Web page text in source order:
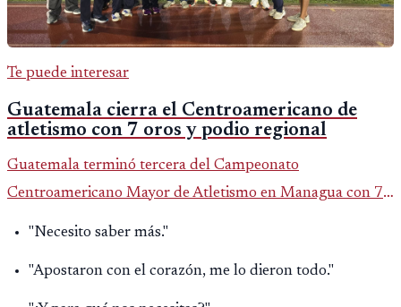
Te puede interesar
Guatemala cierra el Centroamericano de
atletismo con 7 oros y podio regional
Guatemala terminó tercera del Campeonato
Centroamericano Mayor de Atletismo en Managua con 7
oros, 5 platas y 2 bronces, según la publicación oficial de
"Necesito saber más."
"Apostaron con el corazón, me lo dieron todo."